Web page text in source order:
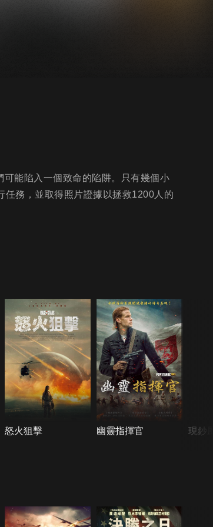
能陷入一個致命的陷阱。只有幾個小
任務，並取得照片證據以拯救1200人的
怒火狙擊 幽靈指揮官 現鈔